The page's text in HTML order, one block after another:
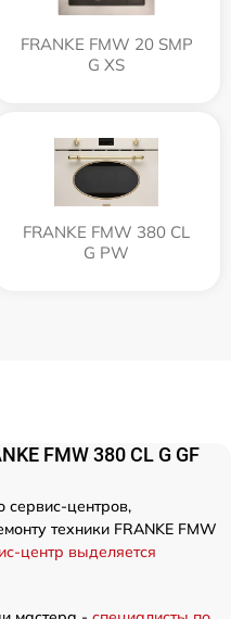
FRANKE FMW 20 SMP
G XS
FRANKE FMW 380 CL
G PW
FMW 380 CL G GF
сервис-центров,
техники FRANKE FMW
центр выделяется